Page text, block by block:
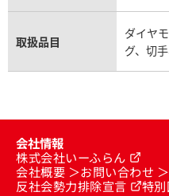
取扱品目
ダイヤ
グ、切
会社情報
株式会社いーふらん
会社概要
お問い合わせ
反社会勢力排除宣言
特